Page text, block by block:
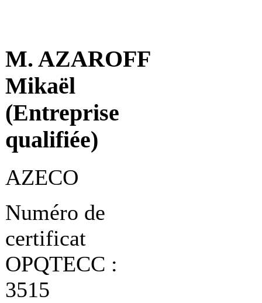
M. AZAROFF
Mikaël
(Entreprise
qualifiée)
AZECO
Numéro de
certificat
OPQTECC :
3515